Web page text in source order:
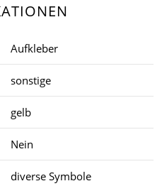
Aufkleber
sonstige
gelb
Nein
diverse Symbole